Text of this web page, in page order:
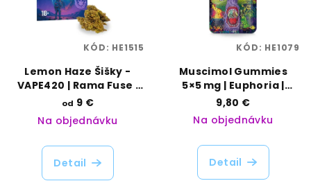
Lemon Haze Šišky -
VAPE420 | Rama Fuse |
Vaporama
od 9 €
Na objednávku
Detail
KÓD: HE1515
Muscimol Gummies
5×5 mg | Euphoria |
Vaporama
9,80 €
Na objednávku
Detail
KÓD: HE1079